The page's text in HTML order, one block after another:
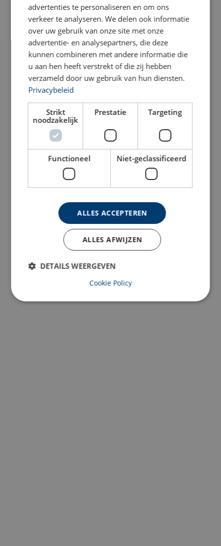
advertenties te personaliseren en om ons
verkeer te analyseren. We delen ook informatie
over uw gebruik van onze site met onze
advertentie- en analysepartners, die deze
kunnen combineren met andere informatie die
u aan hen heeft verstrekt of die zij hebben
verzameld door uw gebruik van hun diensten.
Privacybeleid
Strikt
noodzakelijk
Prestatie Targeting
Functioneel Niet-geclassificeerd
ALLES ACCEPTEREN
ALLES AFWIJZEN
DETAILS WEERGEVEN
Cookie Policy